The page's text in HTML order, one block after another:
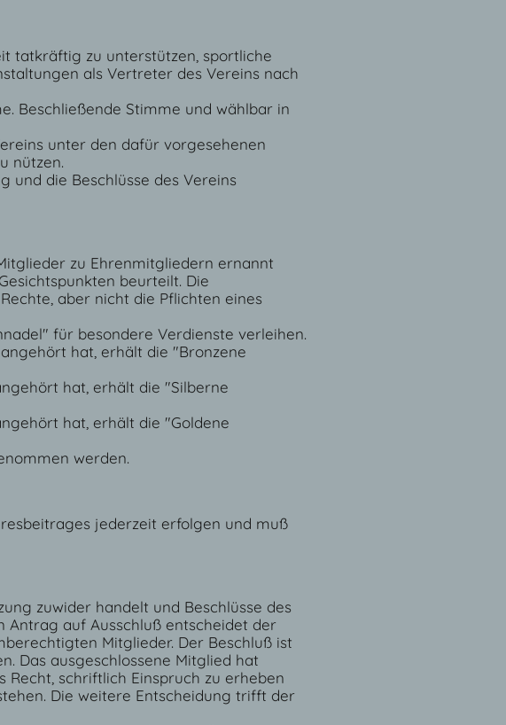
tatkräftig zu unterstützen, sportliche
als Vertreter des Vereins nach
Beschließende Stimme und wählbar in
unter den dafür vorgesehenen
nützen.
und die Beschlüsse des Vereins
zu Ehrenmitgliedern ernannt
beurteilt. Die
aber nicht die Pflichten eines
für besondere Verdienste verleihen.
hat, erhält die "Bronzene
hat, erhält die "Silberne
hat, erhält die "Goldene
werden.
jederzeit erfolgen und muß
zuwider handelt und Beschlüsse des
Antrag auf Ausschluß entscheidet der
Mitglieder. Der Beschluß ist
Das ausgeschlossene Mitglied hat
Recht, schriftlich Einspruch zu erheben
Die weitere Entscheidung trifft der